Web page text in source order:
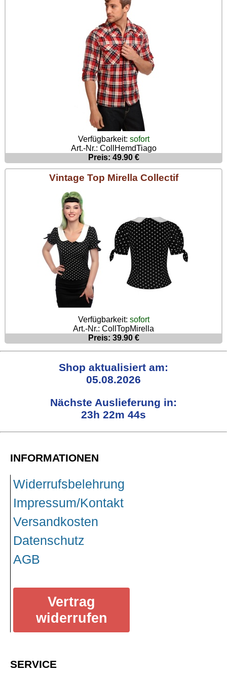
Verfügbarkeit: sofort
Art.-Nr.: CollHemdTiago
Preis: 49.90 €
Vintage Top Mirella Collectif
Verfügbarkeit: sofort
Art.-Nr.: CollTopMirella
Preis: 39.90 €
Shop aktualisiert am:
05.08.2026
Nächste Auslieferung in:
23h 22m 43s
INFORMATIONEN
Widerrufsbelehrung
Impressum/Kontakt
Versandkosten
Datenschutz
AGB
Vertrag
widerrufen
SERVICE